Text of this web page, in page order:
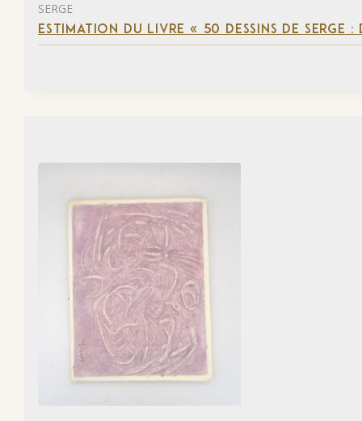
SERGE
ESTIMATION DU LIVRE « 50 DESSINS DE SERGE